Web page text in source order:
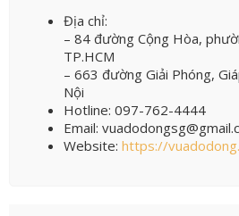
Địa chỉ:
– 84 đường Cộng Hòa,
TP.HCM
– 663 đường Giải Phóng,
Nội
Hotline: 097-762-4444
Email:
Website: https://